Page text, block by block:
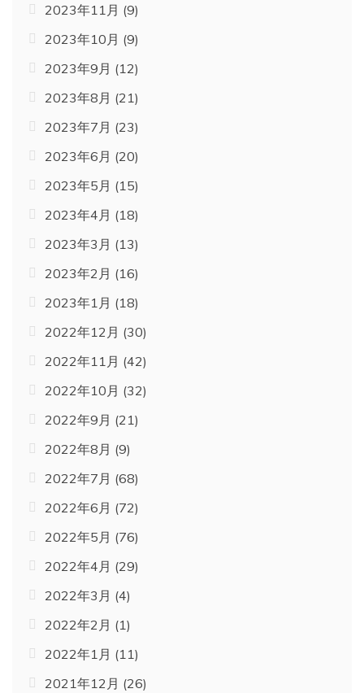
2023年11月 (9)
2023年10月 (9)
2023年9月 (12)
2023年8月 (21)
2023年7月 (23)
2023年6月 (20)
2023年5月 (15)
2023年4月 (18)
2023年3月 (13)
2023年2月 (16)
2023年1月 (18)
2022年12月 (30)
2022年11月 (42)
2022年10月 (32)
2022年9月 (21)
2022年8月 (9)
2022年7月 (68)
2022年6月 (72)
2022年5月 (76)
2022年4月 (29)
2022年3月 (4)
2022年2月 (1)
2022年1月 (11)
2021年12月 (26)